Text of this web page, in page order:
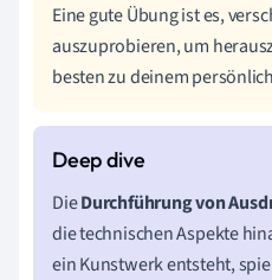
Eine gute Übung ist es,
auszuprobieren, um
besten zu deinem
DieDurchführung von
die technischen Aspekte
ein Kunstwerk entsteht,